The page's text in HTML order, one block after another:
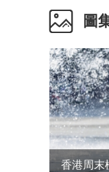
圖
香港周